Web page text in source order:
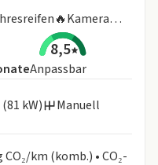
Kombi 9-Sitzer 320L1 🔥Ganzjahresreifen🔥Kamera🔥 Klima hinten🔥
8,5
Anpassbar
(81 kW)
Manuell
km (komb.) • CO₂-